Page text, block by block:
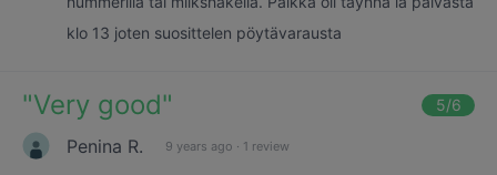
klo 13 joten suosittelen pöytävarausta
"Very good" 5/6
Penina R. 9 years ago · 1 review